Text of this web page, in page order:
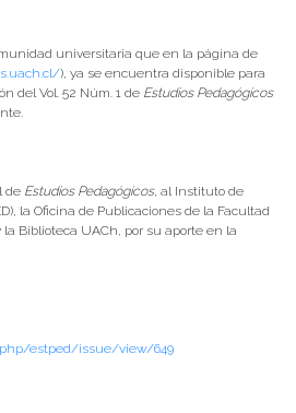
universitaria que en la página de
), ya se encuentra disponible para
del Vol. 52 Núm. 1 de Estudios Pedagógicos
de Estudios Pedagógicos, al Instituto de
la Oficina de Publicaciones de la Facultad
Biblioteca UACh, por su aporte en la
estped/issue/view/649